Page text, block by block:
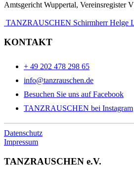
Amtsgericht Wuppertal, Vereinsregister
TANZRAUSCHEN Schirmherr Helge
KONTAKT
+ 49 202 478 298 65
info@tanzrauschen.de
Besuchen Sie uns auf Facebook
TANZRAUSCHEN bei Instagram
Datenschutz
Impressum
TANZRAUSCHEN e.V.